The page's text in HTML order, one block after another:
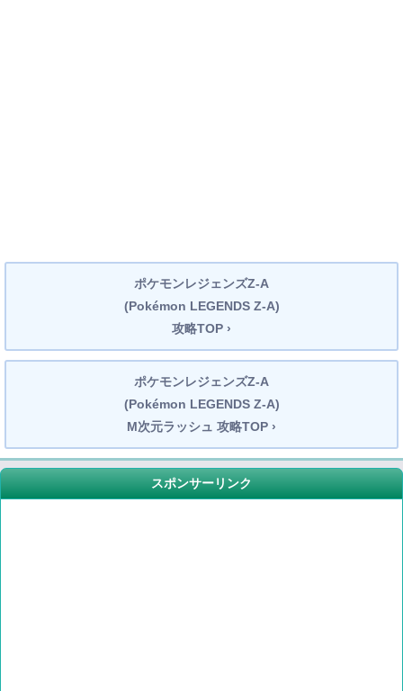
ポケモンレジェンズZ-A
(Pokémon LEGENDS Z-A)
攻略TOP ›
ポケモンレジェンズZ-A
(Pokémon LEGENDS Z-A)
M次元ラッシュ 攻略TOP ›
スポンサーリンク